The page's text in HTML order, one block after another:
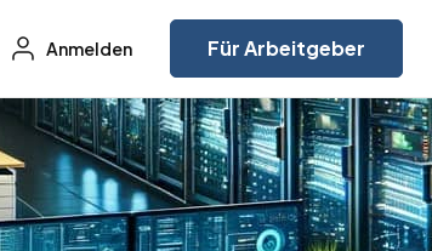
Anmelden Für Arbeitgeber